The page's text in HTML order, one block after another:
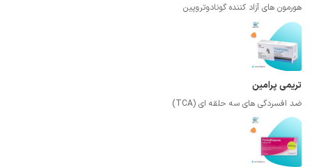
هورمون های آزاد کننده گونادوتروپین
تریمی پرامین
ضد افسردگی های سه حلقه ای (TCA)